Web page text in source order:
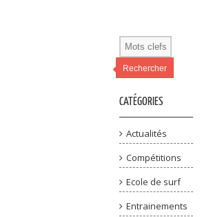
Rechercher
CATÉGORIES
Actualités
Compétitions
Ecole de surf
Entrainements